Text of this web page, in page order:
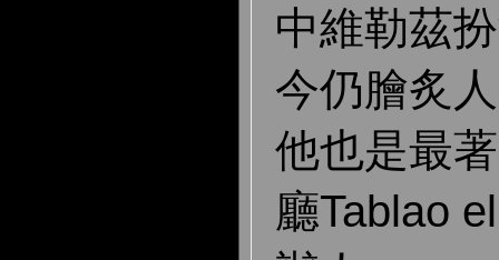
中維勒茲
今仍膾炙
他也是最
廳Tablao